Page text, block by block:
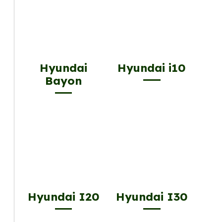
Hyundai
Bayon
Hyundai i10
Hyundai I20 Hyundai I30